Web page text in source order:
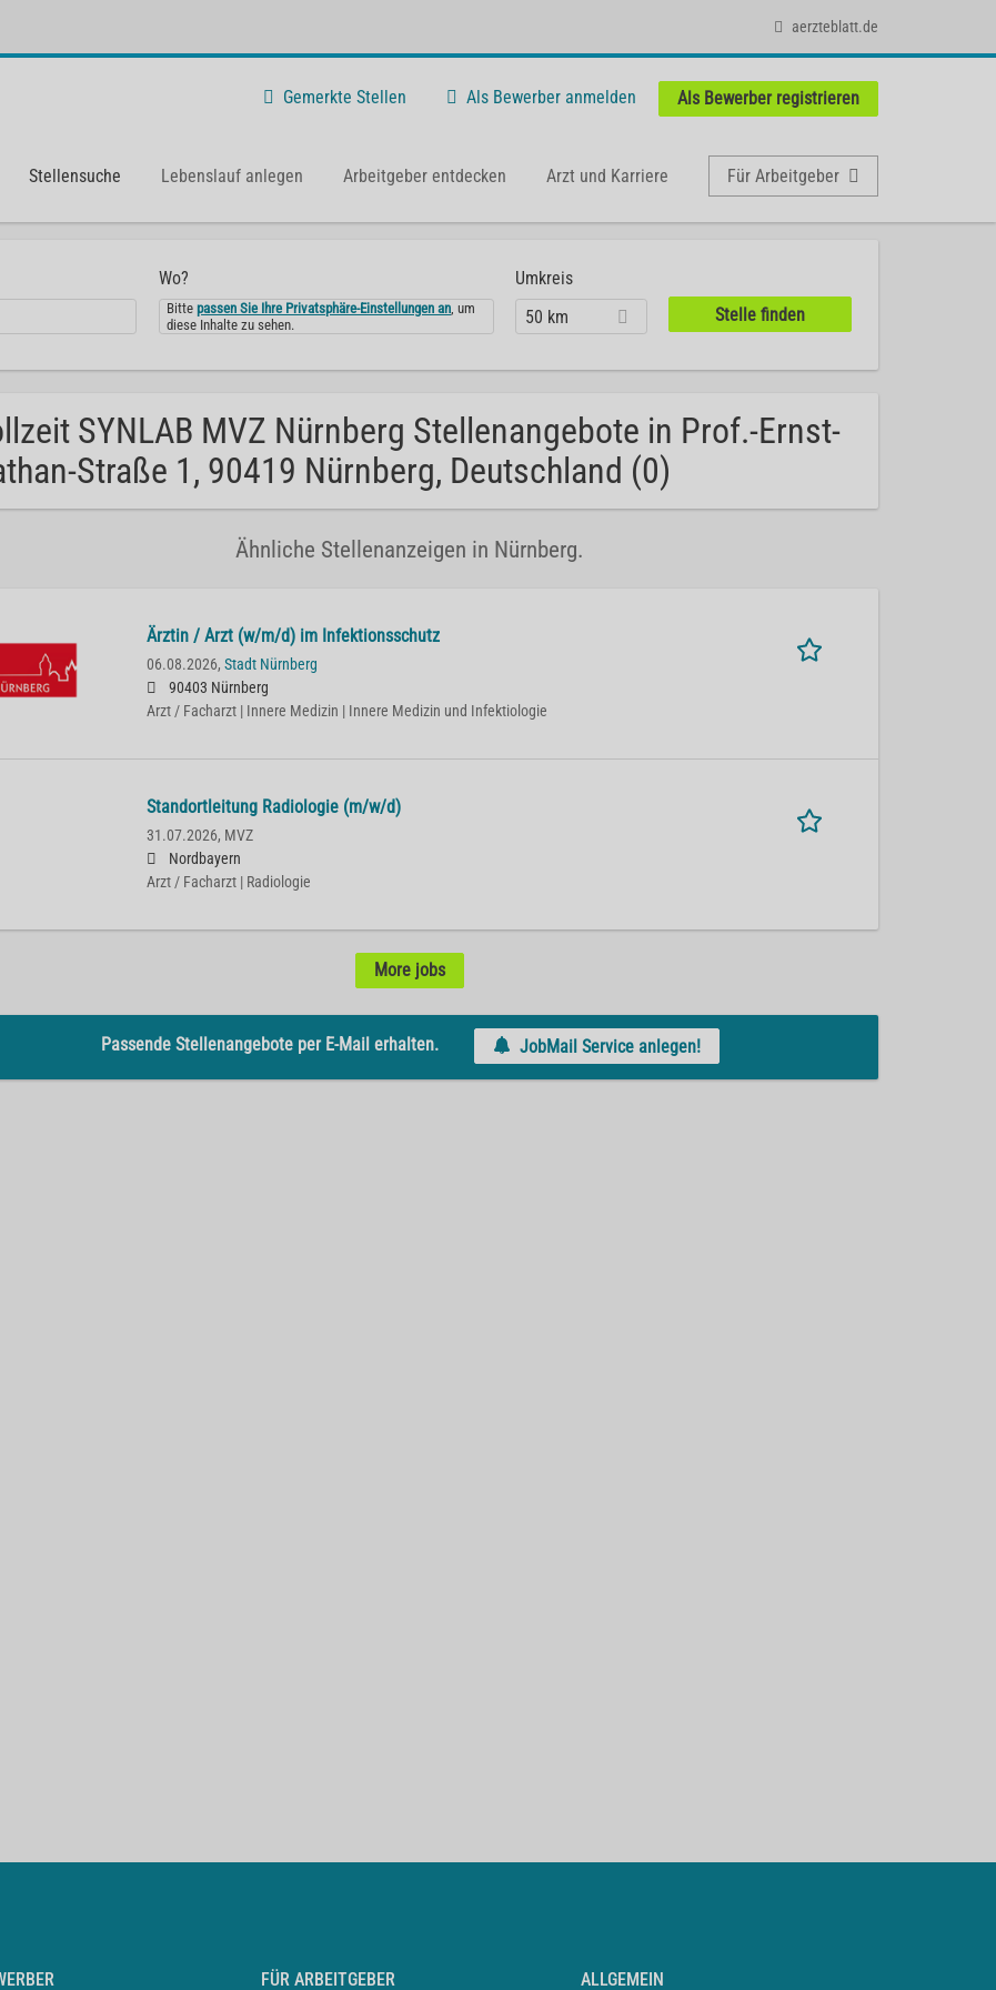
aerzteblatt.de
Gemerkte Stellen Als Bewerber anmelden Als Bewerber registrieren
Stellensuche Lebenslauf anlegen Arbeitgeber entdecken Arzt und Karriere Für Arbeitgeber
Wo?
Bittepassen Sie Ihre Privatsphäre-Einstellungen an, um
diese Inhalte zu sehen.
Umkreis
50 km
SYNLAB MVZ Nürnberg Stellenangebote in Prof.-Ernst-
Straße 1, 90419 Nürnberg, Deutschland (0)
Ähnliche Stellenanzeigen in Nürnberg.
Ärztin / Arzt (w/m/d) im Infektionsschutz
06.08.2026, Stadt Nürnberg
90403 Nürnberg
Arzt / Facharzt | Innere Medizin | Innere Medizin und Infektiologie
Standortleitung Radiologie (m/w/d)
31.07.2026, MVZ
Nordbayern
Arzt / Facharzt | Radiologie
More jobs
Passende Stellenangebote per E-Mail erhalten. JobMail Service anlegen!
FÜR ARBEITGEBER ALLGEMEIN